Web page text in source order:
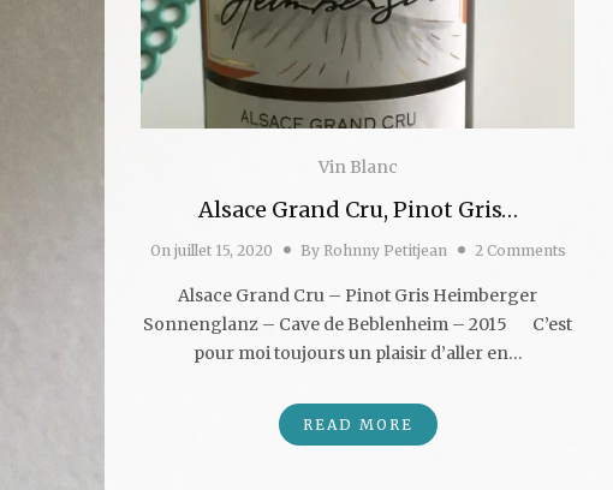
Vin Blanc
Alsace Grand Cru, Pinot Gris…
On juillet 15, 2020 By Rohnny Petitjean 2 Comments
Alsace Grand Cru – Pinot Gris Heimberger
Sonnenglanz – Cave de Beblenheim – 2015 C’est
pour moi toujours un plaisir d’aller en…
READ MORE